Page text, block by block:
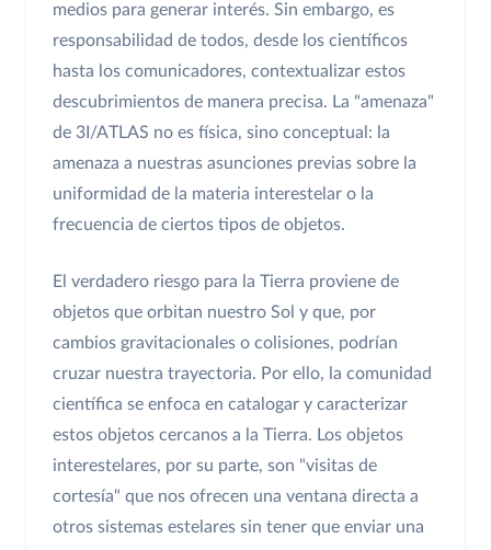
medios para generar interés. Sin embargo, es
responsabilidad de todos, desde los científicos
hasta los comunicadores, contextualizar estos
descubrimientos de manera precisa. La "amenaza"
de 3I/ATLAS no es física, sino conceptual: la
amenaza a nuestras asunciones previas sobre la
uniformidad de la materia interestelar o la
frecuencia de ciertos tipos de objetos.
El verdadero riesgo para la Tierra proviene de
objetos que orbitan nuestro Sol y que, por
cambios gravitacionales o colisiones, podrían
cruzar nuestra trayectoria. Por ello, la comunidad
científica se enfoca en catalogar y caracterizar
estos objetos cercanos a la Tierra. Los objetos
interestelares, por su parte, son "visitas de
cortesía" que nos ofrecen una ventana directa a
otros sistemas estelares sin tener que enviar una